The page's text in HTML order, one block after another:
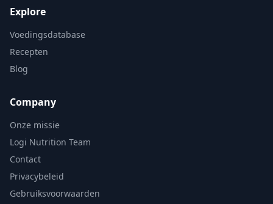
Explore
Voedingsdatabase
Recepten
Blog
Company
Onze missie
Logi Nutrition Team
Contact
Privacybeleid
Gebruiksvoorwaarden